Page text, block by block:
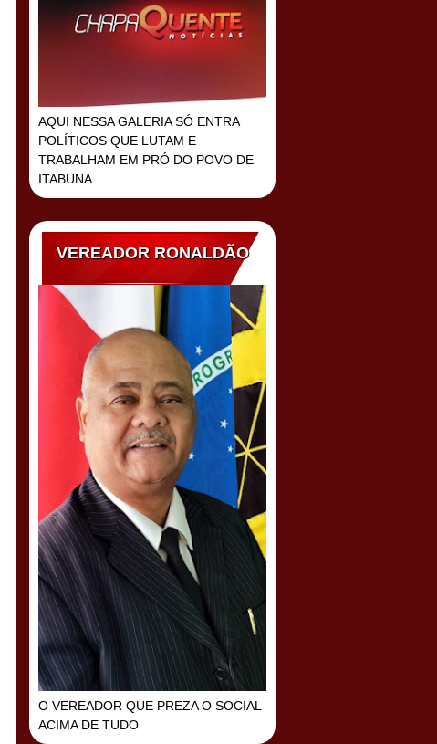
AQUI NESSA GALERIA SÓ ENTRA
POLÍTICOS QUE LUTAM E
TRABALHAM EM PRÓ DO POVO DE
ITABUNA
VEREADOR RONALDÃO
O VEREADOR QUE PREZA O SOCIAL
ACIMA DE TUDO